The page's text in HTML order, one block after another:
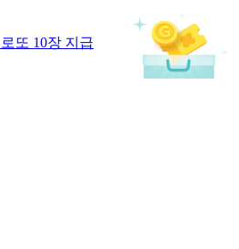
또 10장 지급